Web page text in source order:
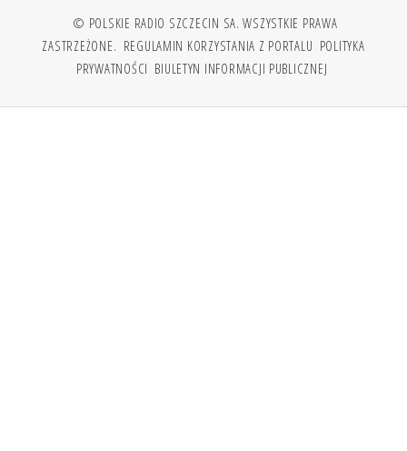
© POLSKIE RADIO SZCZECIN SA. WSZYSTKIE PRAWA
ZASTRZEŻONE. REGULAMIN KORZYSTANIA Z PORTALU POLITYKA
PRYWATNOŚCI BIULETYN INFORMACJI PUBLICZNEJ